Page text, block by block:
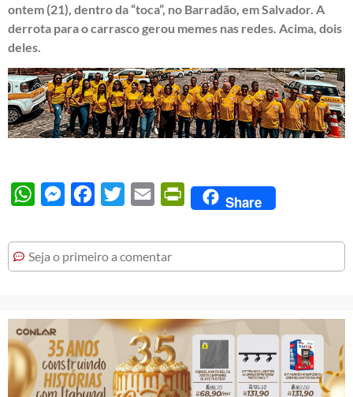
ontem (21), dentro da “toca”, no Barradão, em Salvador. A
derrota para o carrasco gerou memes nas redes. Acima, dois
deles.
WhatsAppMessengerFacebook
Twitter Email PrintFriendly
Share
Seja o primeiro a comentar